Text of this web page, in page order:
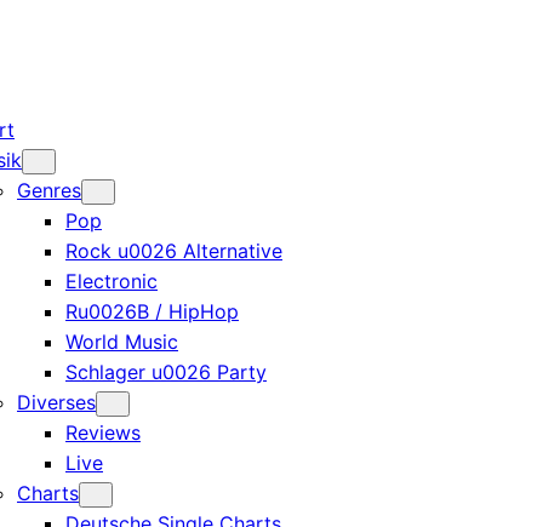
Genres
Pop
Rock u0026 Alternative
Electronic
Ru0026B / HipHop
World Music
Schlager u0026 Party
Diverses
Reviews
Live
Charts